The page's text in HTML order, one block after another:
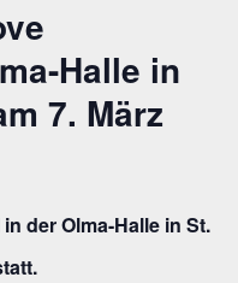
Halle in
7. März